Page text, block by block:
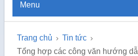
Menu
Trang chủ
Tin tức
Tổng hợp các công văn hướng